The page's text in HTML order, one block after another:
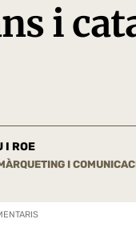
i
I ROE
I